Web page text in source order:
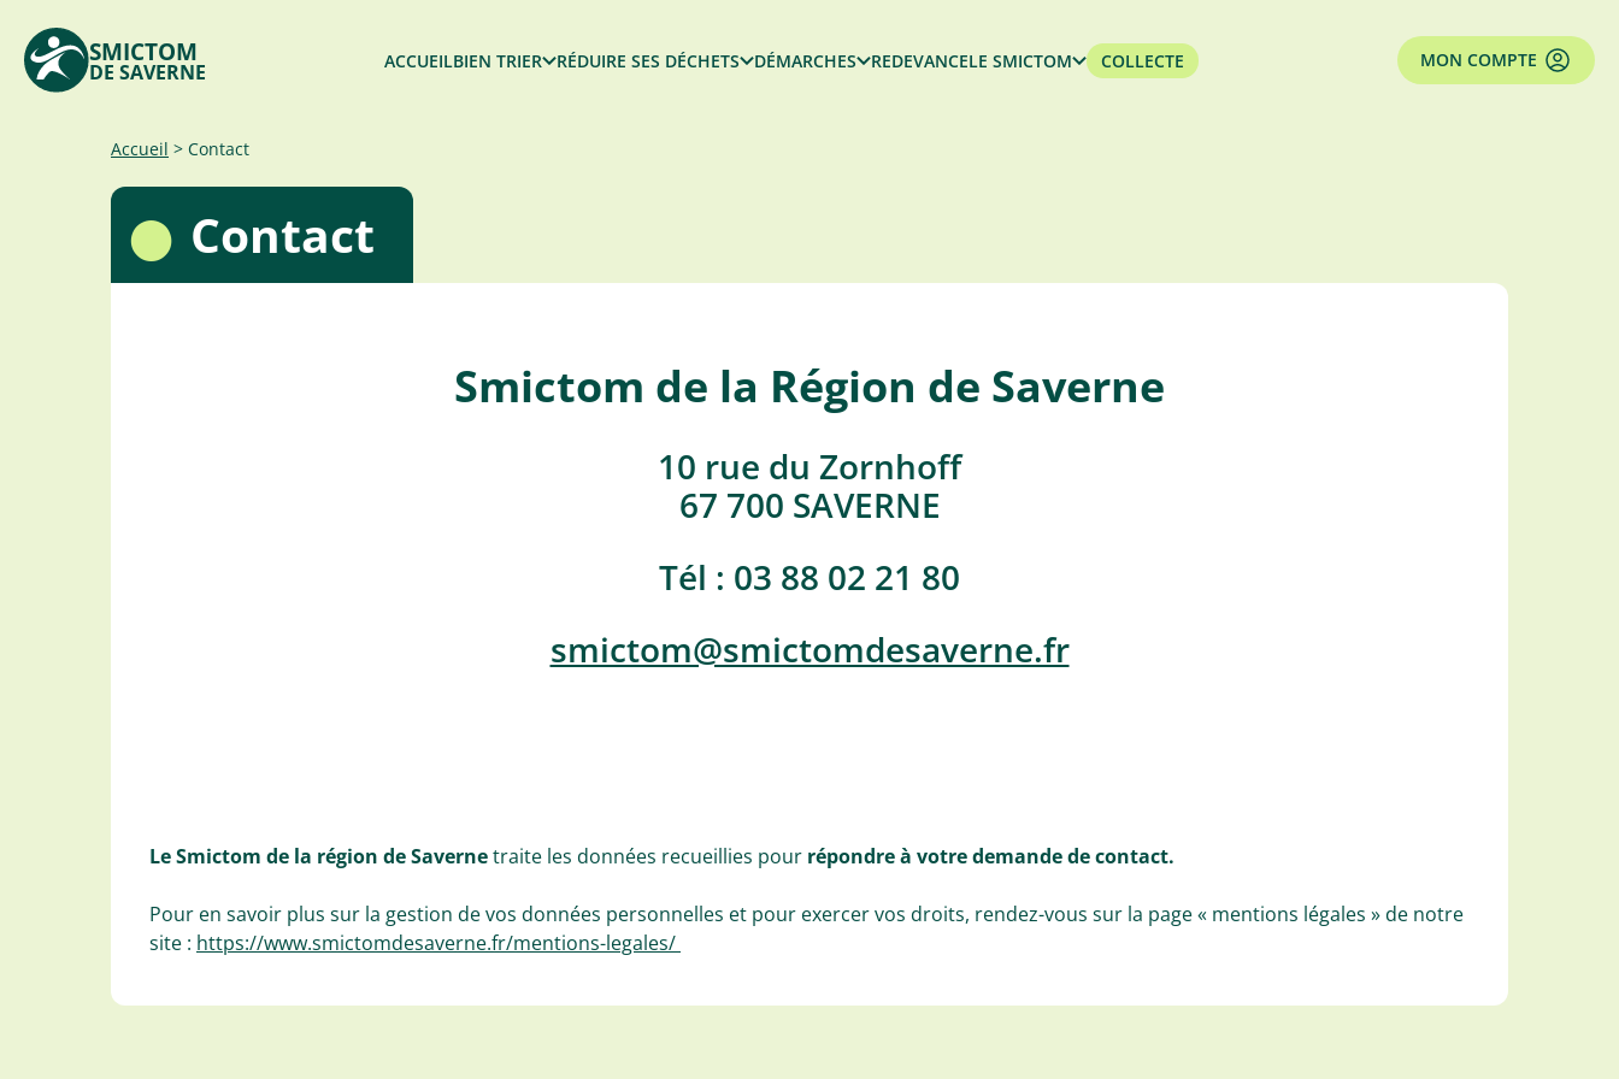
SMICTOM
DE SAVERNE ACCUEILBIEN TRIER RÉDUIRE SES DÉCHETS DÉMARCHES REDEVANCELE SMICTOM COLLECTE MON COMPTE
Accueil > Contact
Contact
Smictom de la Région de Saverne
10 rue du Zornhoff
67 700 SAVERNE
Tél : 03 88 02 21 80
smictom@smictomdesaverne.fr
Le Smictom de la région de Savernetraite les données recueillies pour répondre à votre demande de contact.
Pour en savoir plus sur la gestion de vos données personnelles et pour exercer vos droits, rendez-vous sur la page « mentions légales » de notre
site : https://www.smictomdesaverne.fr/mentions-legales/